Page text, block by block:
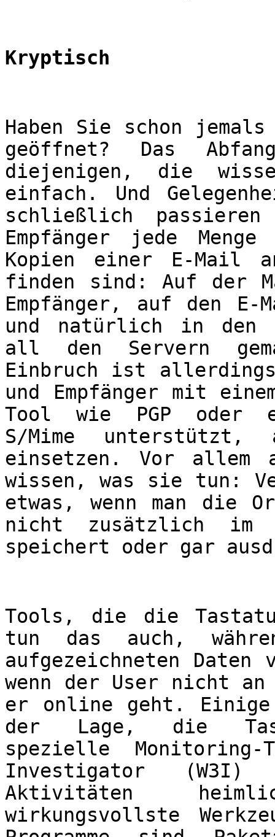
Kryptisch
Haben Sie schon
geöffnet? Das
diejenigen, die
einfach. Und
schließlich passieren
Empfänger jede
Kopien einer E-Mail
finden sind: Auf der
Empfänger, auf den E-
und natürlich in den
all den Servern
Einbruch ist allerdings
und Empfänger mit
Tool wie PGP oder
S/Mime
einsetzen. Vor allem
wissen, was sie tun:
etwas, wenn man die
nicht zusätzlich im
speichert oder gar
Tools, die die
tun das auch,
aufgezeichneten Daten
wenn der User nicht
er online geht.
der Lage, die
spezielle Monitoring-
Investigator (W3I)
Aktivitäten
wirkungsvollste